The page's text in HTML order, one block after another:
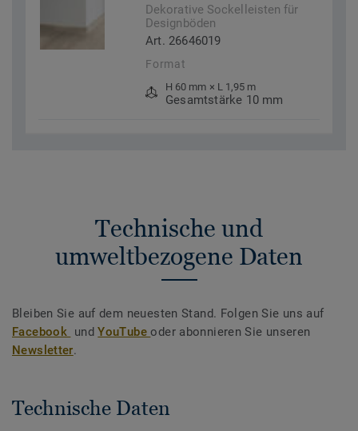
Dekorative Sockelleisten für
Designböden
Art. 26646019
Format
H 60 mm × L 1,95 m
Gesamtstärke 10 mm
Technische und
umweltbezogene Daten
Bleiben Sie auf dem neuesten Stand. Folgen Sie uns auf
Facebook undYouTubeoder abonnieren Sie unseren
Newsletter.
Technische Daten